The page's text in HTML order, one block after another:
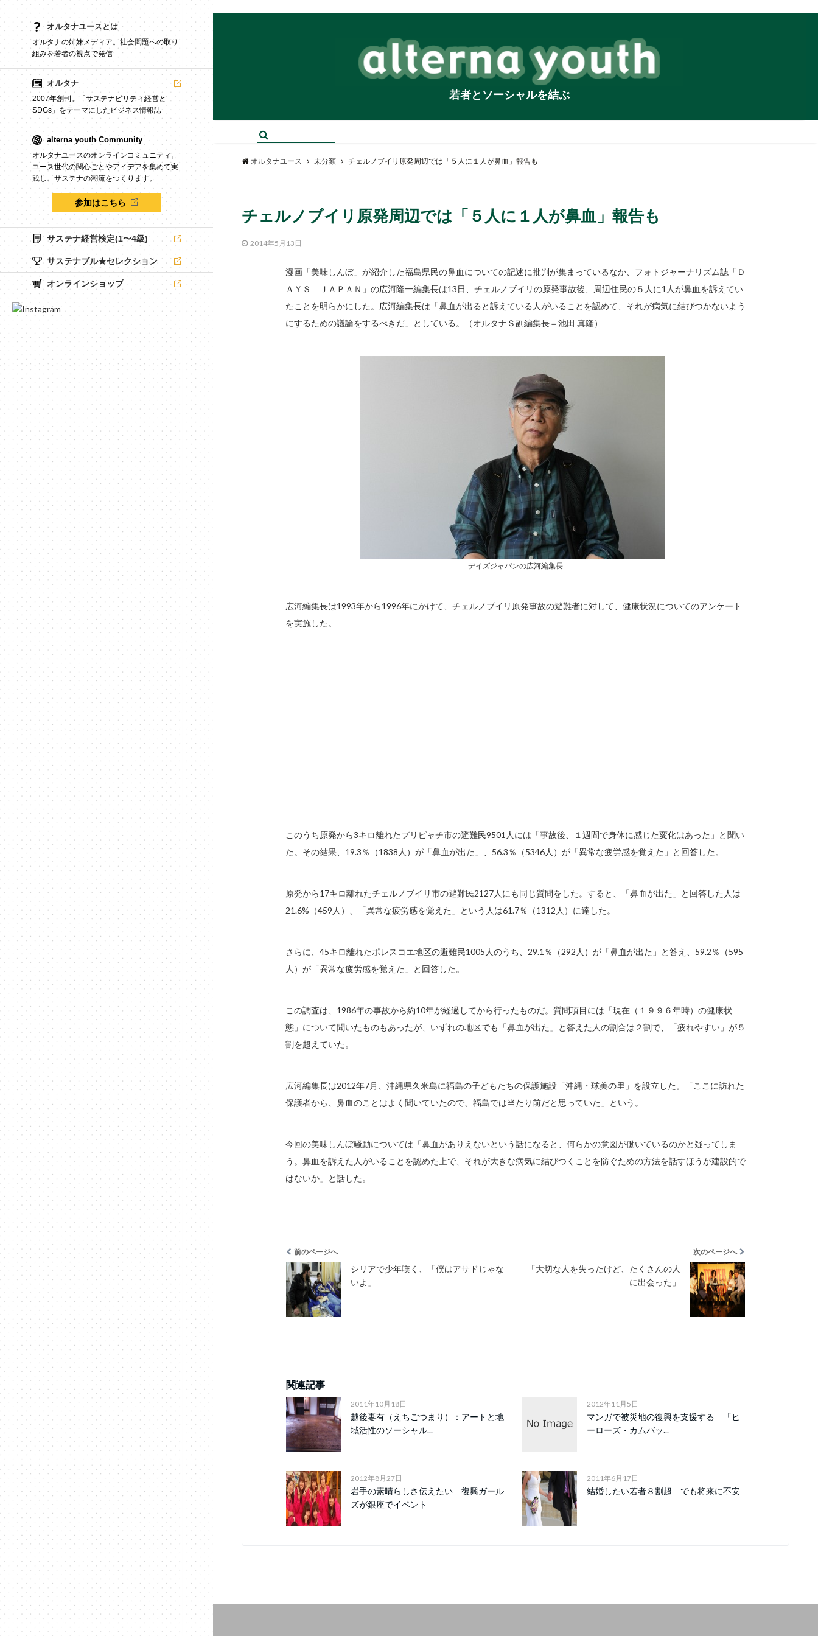
オルタナユースとは
オルタナの姉妹メディア。社会問題への取り
組みを若者の視点で発信
オルタナ
2007年創刊。「サステナビリティ経営と
SDGs」をテーマにしたビジネス情報誌
alterna youth Community
オルタナユースのオンラインコミュニティ。
ユース世代の関心ごとやアイデアを集めて実
践し、サステナの潮流をつくります。
参加はこちら
サステナ経営検定(1〜4級)
サステナブル★セレクション
オンラインショップ
若者とソーシャルを結ぶ
オルタナユース 未分類 チェルノブイリ原発周辺では「５人に１人が鼻血」報告も
チェルノブイリ原発周辺では「５人に１人が鼻血」報告も
2014年5月13日
漫画「美味しんぼ」が紹介した福島県民の鼻血についての記述に批判が集まっているなか、フォトジャーナリズム誌「Ｄ
ＡＹＳ ＪＡＰＡＮ」の広河隆一編集長は13日、チェルノブイリの原発事故後、周辺住民の５人に1人が鼻血を訴えてい
たことを明らかにした。広河編集長は「鼻血が出ると訴えている人がいることを認めて、それが病気に結びつかないよう
にするための議論をするべきだ」としている。（オルタナＳ副編集長＝池田 真隆）
デイズジャパンの広河編集長
広河編集長は1993年から1996年にかけて、チェルノブイリ原発事故の避難者に対して、健康状況についてのアンケート
を実施した。
このうち原発から3キロ離れたプリピャチ市の避難民9501人には「事故後、１週間で身体に感じた変化はあった」と聞い
た。その結果、19.3％（1838人）が「鼻血が出た」、56.3％（5346人）が「異常な疲労感を覚えた」と回答した。
原発から17キロ離れたチェルノブイリ市の避難民2127人にも同じ質問をした。すると、「鼻血が出た」と回答した人は
21.6%（459人）、「異常な疲労感を覚えた」という人は61.7％（1312人）に達した。
さらに、45キロ離れたポレスコエ地区の避難民1005人のうち、29.1％（292人）が「鼻血が出た」と答え、59.2％（595
人）が「異常な疲労感を覚えた」と回答した。
この調査は、1986年の事故から約10年が経過してから行ったものだ。質問項目には「現在（１９９６年時）の健康状
態」について聞いたものもあったが、いずれの地区でも「鼻血が出た」と答えた人の割合は２割で、「疲れやすい」が５
割を超えていた。
広河編集長は2012年7月、沖縄県久米島に福島の子どもたちの保護施設「沖縄・球美の里」を設立した。「ここに訪れた
保護者から、鼻血のことはよく聞いていたので、福島では当たり前だと思っていた」という。
今回の美味しんぼ騒動については「鼻血がありえないという話になると、何らかの意図が働いているのかと疑ってしま
う。鼻血を訴えた人がいることを認めた上で、それが大きな病気に結びつくことを防ぐための方法を話すほうが建設的で
はないか」と話した。
前のページへ
シリアで少年嘆く、「僕はアサドじゃな
いよ」
次のページへ
「大切な人を失ったけど、たくさんの人
に出会った」
関連記事
2011年10月18日
越後妻有（えちごつまり）：アートと地
域活性のソーシャル...
2012年11月5日
マンガで被災地の復興を支援する 「ヒ
ーローズ・カムバッ...
2012年8月27日
岩手の素晴らしさ伝えたい 復興ガール
ズが銀座でイベント
2011年6月17日
結婚したい若者８割超 でも将来に不安